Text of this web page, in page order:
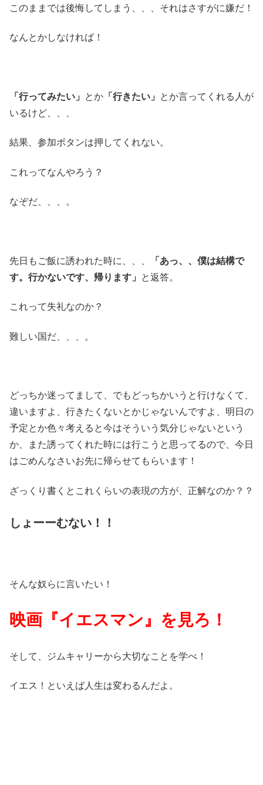
このままでは後悔してしまう、、、それはさすがに嫌だ！
なんとかしなければ！
「行ってみたい」 とか 「行きたい」
とか言ってくれる人が
いるけど、、、
結果、参加ボタンは押してくれない。
これってなんやろう？
なぞだ、、、。
先日もご飯に誘われた時に、、、
「あっ、、僕は結構で
す。行かないです、帰ります」
と返答。
これって失礼なのか？
難しい国だ、、、。
どっちか迷ってまして、でもどっちかいうと行けなくて、
違いますよ、行きたくないとかじゃないんですよ、明日の
予定とか色々考えると今はそういう気分じゃないという
か、また誘ってくれた時には行こうと思ってるので、今日
はごめんなさいお先に帰らせてもらいます！
ざっくり書くとこれくらいの表現の方が、正解なのか？？
しょーーむない！！
そんな奴らに言いたい！
映画『イエスマン』を見ろ！
そして、ジムキャリーから大切なことを学べ！
イエス！といえば人生は変わるんだよ。